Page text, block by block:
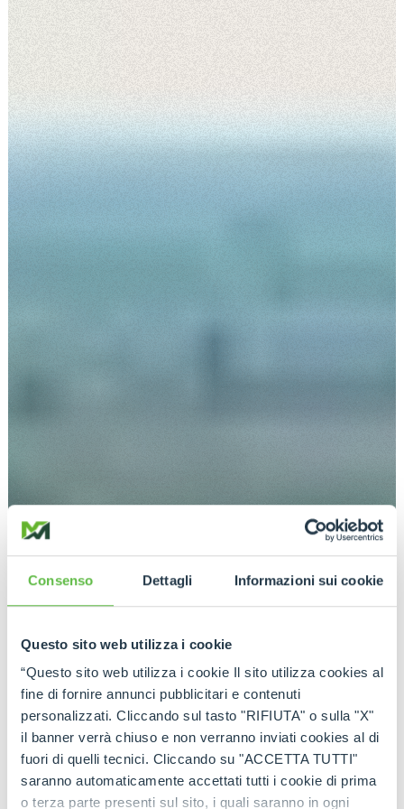
Consenso Dettagli Informazioni sui cookie
Questo sito web utilizza i cookie
“Questo sito web utilizza i cookie Il sito utilizza cookies al
fine di fornire annunci pubblicitari e contenuti
personalizzati. Cliccando sul tasto "RIFIUTA" o sulla "X"
il banner verrà chiuso e non verranno inviati cookies al di
fuori di quelli tecnici. Cliccando su "ACCETTA TUTTI"
saranno automaticamente accettati tutti i cookie di prima
o terza parte presenti sul sito, i quali saranno in ogni